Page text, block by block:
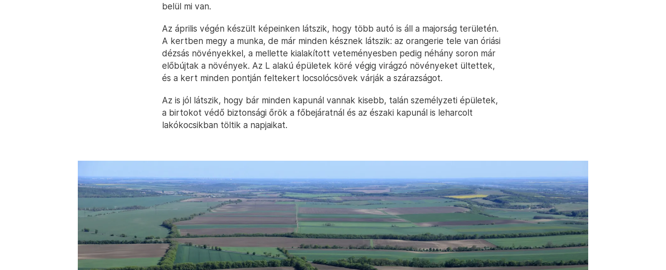
belül mi van.
Az április végén készült képeinken látszik, hogy több autó is áll a majorság területén.
A kertben megy a munka, de már minden késznek látszik: az orangerie tele van óriási
dézsás növényekkel, a mellette kialakított veteményesben pedig néhány soron már
előbújtak a növények. Az L alakú épületek köré végig virágzó növényeket ültettek,
és a kert minden pontján feltekert locsolócsövek várják a szárazságot.
Az is jól látszik, hogy bár minden kapunál vannak kisebb, talán személyzeti épületek,
a birtokot védő biztonsági őrök a főbejáratnál és az északi kapunál is leharcolt
lakókocsikban töltik a napjaikat.